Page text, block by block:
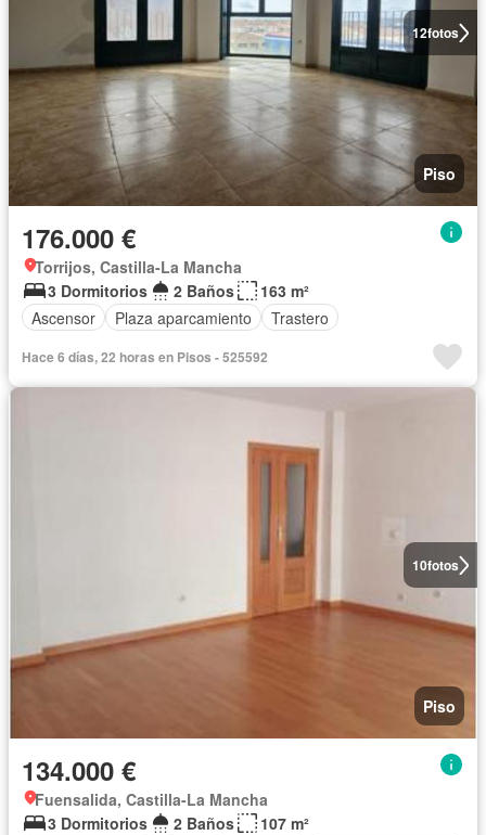
12fotos
Piso
176.000 €
Torrijos, Castilla-La Mancha
3 Dormitorios
2 Baños
163 m²
Ascensor
Plaza aparcamiento Trastero
Hace 6 días, 22 horas en Pisos - 525592
10fotos
Piso
134.000 €
Fuensalida, Castilla-La Mancha
3 Dormitorios
2 Baños
107 m²